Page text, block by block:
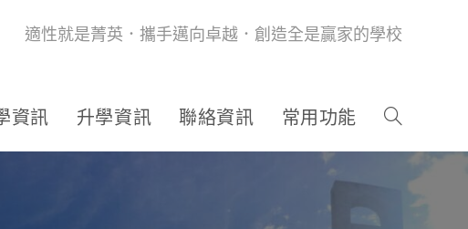
適性就是菁英．攜手邁向卓越．創造全是贏家的學校
資訊 升學資訊 聯絡資訊 常用功能